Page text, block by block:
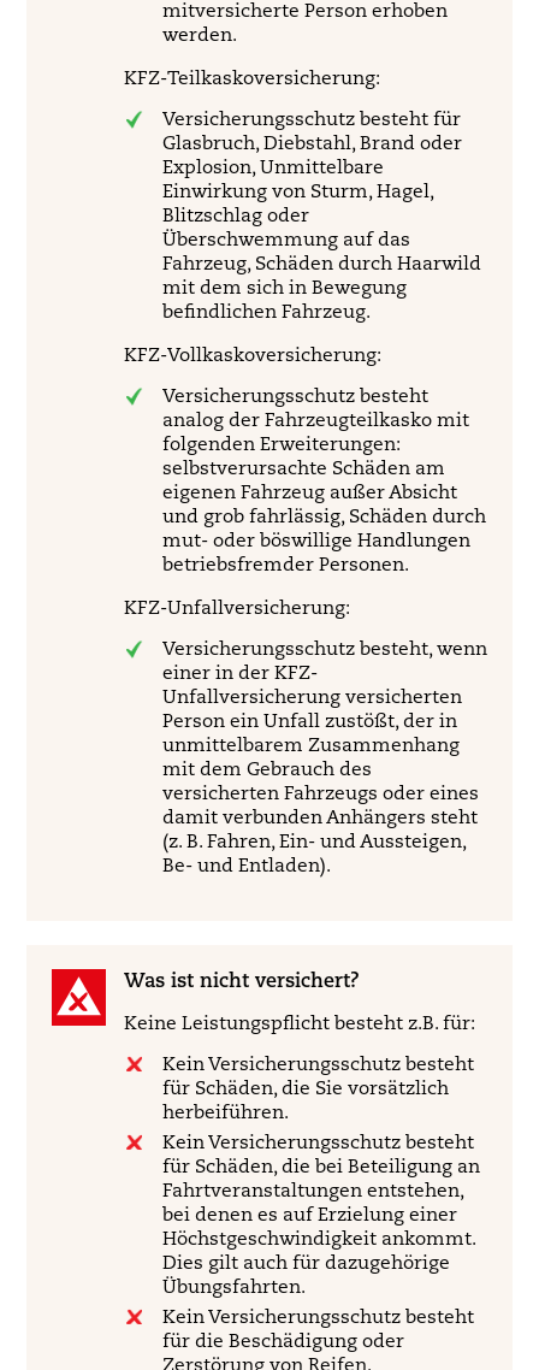
mitversicherte Person erhoben
werden.
KFZ-Teilkaskoversicherung:
Versicherungsschutz besteht für
Glasbruch, Diebstahl, Brand oder
Explosion, Unmittelbare
Einwirkung von Sturm, Hagel,
Blitzschlag oder
Überschwemmung auf das
Fahrzeug, Schäden durch Haarwild
mit dem sich in Bewegung
befindlichen Fahrzeug.
KFZ-Vollkaskoversicherung:
Versicherungsschutz besteht
analog der Fahrzeugteilkasko mit
folgenden Erweiterungen:
selbstverursachte Schäden am
eigenen Fahrzeug außer Absicht
und grob fahrlässig, Schäden durch
mut- oder böswillige Handlungen
betriebsfremder Personen.
KFZ-Unfallversicherung:
Versicherungsschutz besteht, wenn
einer in der KFZ-
Unfallversicherung versicherten
Person ein Unfall zustößt, der in
unmittelbarem Zusammenhang
mit dem Gebrauch des
versicherten Fahrzeugs oder eines
damit verbunden Anhängers steht
(z. B. Fahren, Ein- und Aussteigen,
Be- und Entladen).
Was ist nicht versichert?
Keine Leistungspflicht besteht z.B. für:
Kein Versicherungsschutz besteht
für Schäden, die Sie vorsätzlich
herbeiführen.
Kein Versicherungsschutz besteht
für Schäden, die bei Beteiligung an
Fahrtveranstaltungen entstehen,
bei denen es auf Erzielung einer
Höchstgeschwindigkeit ankommt.
Dies gilt auch für dazugehörige
Übungsfahrten.
Kein Versicherungsschutz besteht
für die Beschädigung oder